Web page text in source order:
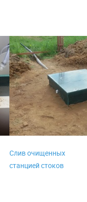
Слив очищенных
станцией стоков